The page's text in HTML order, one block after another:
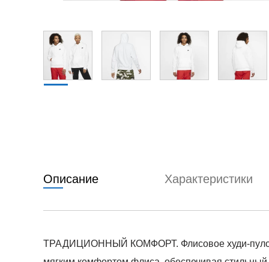
Описание Характеристики
ТРАДИЦИОННЫЙ КОМФОРТ. Флисовое худи-